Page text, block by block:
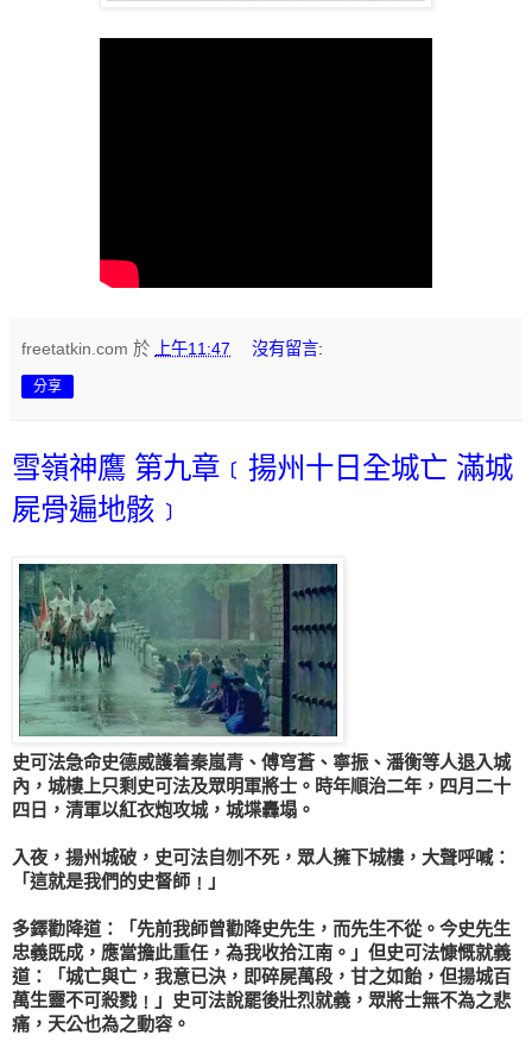
freetatkin.com 於 上午11:47 沒有留言:
分享
雪嶺神鷹 第九章﹝揚州十日全城亡 滿城
屍骨遍地骸﹞
史可法急命史德威護着秦嵐青 、傅穹蒼、 寧振 、潘衡等人退入城
內，城樓上只剩史可法及眾明軍將士。時年順治二年，四月二十
四日，清軍以紅衣炮攻城，城堞轟塌。
入夜，揚州城破， 史可法自刎不死，眾人擁下城樓，大聲呼喊：
「這就是我們的史督師﹗」
多鐸勸降道：「先前我師曾勸降史先生，而先生不從。今史先生
忠義既成，應當擔此重任，為我收拾江南。」但史可法慷慨就義
道：「城亡與亡，我意已決，即碎屍萬段，甘之如飴，但揚城百
萬生靈不可殺戮﹗」 史可法說罷後壯烈就義，眾將士無不為之悲
痛，天公也為之動容。